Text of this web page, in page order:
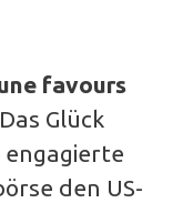
favours
Glück
den US-